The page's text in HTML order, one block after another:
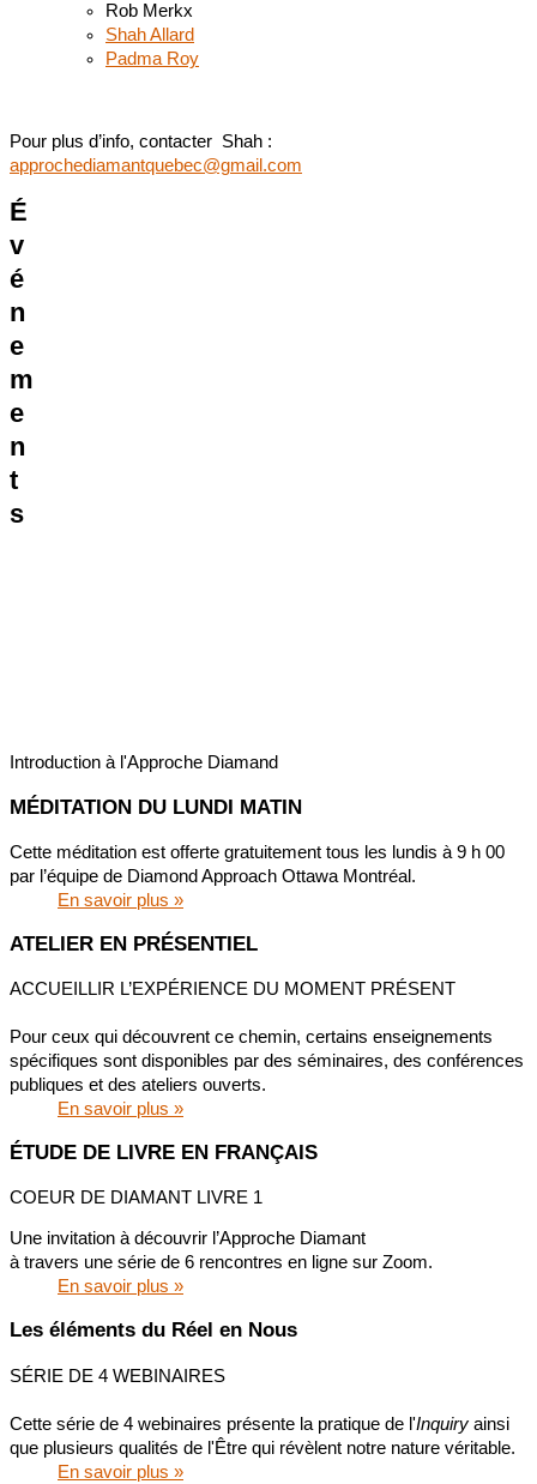
Rob Merkx
Shah Allard
Padma Roy
Pour plus d’info, contacter Shah :
approchediamantquebec@gmail.com
É
v
é
n
e
m
e
n
t
s
Introduction à l'Approche Diamand
MÉDITATION DU LUNDI MATIN
Cette méditation est offerte gratuitement tous les lundis à 9 h 00
par l’équipe de Diamond Approach Ottawa Montréal.
En savoir plus »
ATELIER EN PRÉSENTIEL
ACCUEILLIR L’EXPÉRIENCE DU MOMENT PRÉSENT
Pour ceux qui découvrent ce chemin, certains enseignements
spécifiques sont disponibles par des séminaires, des conférences
publiques et des ateliers ouverts.
En savoir plus »
ÉTUDE DE LIVRE EN FRANÇAIS
COEUR DE DIAMANT LIVRE 1
Une invitation à découvrir l’Approche Diamant
à travers une série de 6 rencontres en ligne sur Zoom.
En savoir plus »
Les éléments du Réel en Nous
SÉRIE DE 4 WEBINAIRES
Cette série de 4 webinaires présente la pratique de l'Inquiry ainsi
que plusieurs qualités de l'Être qui révèlent notre nature véritable.
En savoir plus »